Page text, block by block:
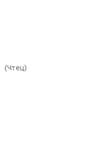
(Чтец)